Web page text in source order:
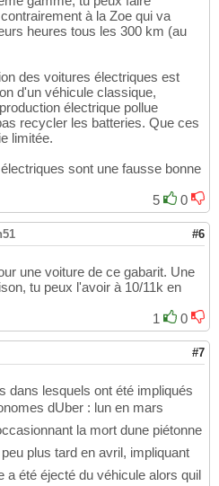
à la Zoe qui va
heures tous les 300 km (au
des voitures électriques est
d'un véhicule classique,
électrique pollue
recycler les batteries. Que ces
limitée.
sont une fausse bonne
5
0
#6
une voiture de ce gabarit. Une
tu peux l'avoir à 10/11k en
1
0
#7
dans lesquels ont été impliqués
dUber : lun en mars
la mort dune piétonne
plus tard en avril, impliquant
été éjecté du véhicule alors quil